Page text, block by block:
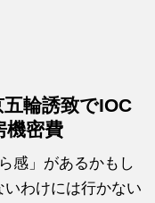
輪誘致でIOC
機密費
感」があるかもし
わけには行かない